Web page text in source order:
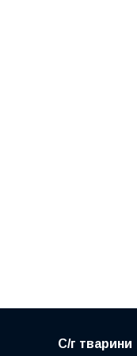
С/г тварини